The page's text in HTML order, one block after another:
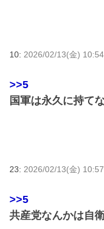
10: 2026/02/13(金)
>>5
国軍は永久に持て
23: 2026/02/13(金)
>>5
共産党なんかは自